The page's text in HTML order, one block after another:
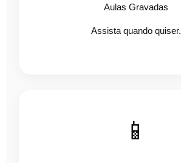
Aulas Gravadas
Assista quando quiser.
📱